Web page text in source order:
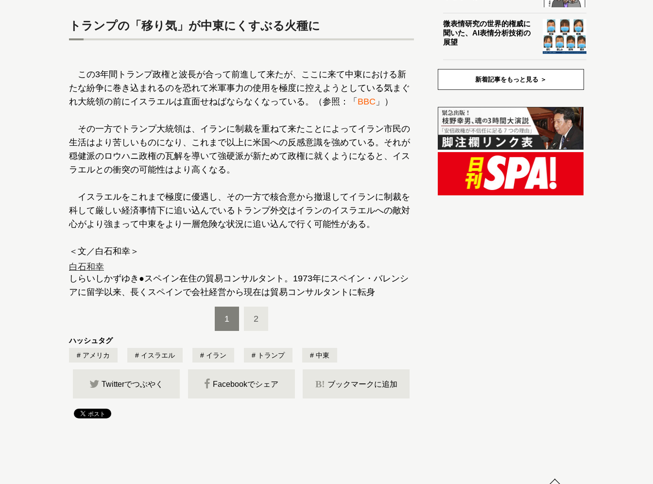
トランプの「移り気」が中東にくすぶる火種に
この3年間トランプ政権と波長が合って前進して来たが、ここに来て中東における新
たな紛争に巻き込まれるのを恐れて米軍事力の使用を極度に控えようとしている気まぐ
れ大統領の前にイスラエルは直面せねばならなくなっている。（参照：「 BBC 」）
その一方でトランプ大統領は、イランに制裁を重ねて来たことによってイラン市民の
生活はより苦しいものになり、これまで以上に米国への反感意識を強めている。それが
穏健派のロウハニ政権の瓦解を導いて強硬派が新ためて政権に就くようになると、イス
ラエルとの衝突の可能性はより高くなる。
イスラエルをこれまで極度に優遇し、その一方で核合意から撤退してイランに制裁を
科して厳しい経済事情下に追い込んでいるトランプ外交はイランのイスラエルへの敵対
心がより強まって中東をより一層危険な状況に追い込んで行く可能性がある。
＜文／白石和幸＞
白石和幸
しらいしかずゆき●スペイン在住の貿易コンサルタント。1973年にスペイン・バレンシ
アに留学以来、長くスペインで会社経営から現在は貿易コンサルタントに転身
1 2
ハッシュタグ
アメリカ イスラエル イラン トランプ 中東
Twitterでつぶやく Facebookでシェア B! ブックマークに追加
微表情研究の世界的権威に
聞いた、AI表情分析技術の
展望
新着記事をもっと見る